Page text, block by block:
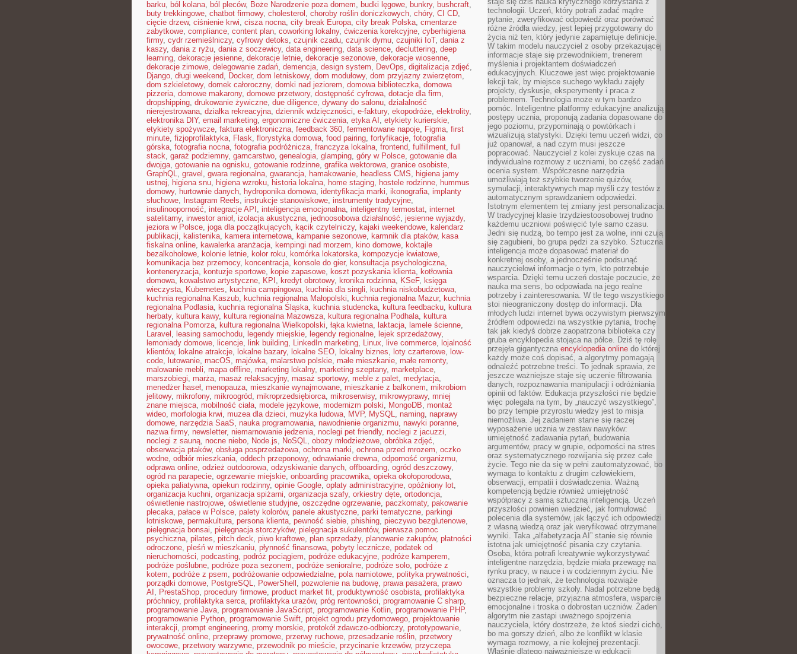
barku, ból kolana, ból pleców, Boże Narodzenie poza domem, budki lęgowe, bunkry, bushcraft,
buty trekkingowe, chatbot firmowy, cholesterol , choroby roślin doniczkowych, chóry, CI CD,
cięcie drzew, ciśnienie krwi, cisza nocna, city break Europa, city break Polska, cmentarze
zabytkowe, compliance, content plan, coworking lokalny, ćwiczenia korekcyjne, cyberhigiena
firmy, cydr rzemieślniczy, cyfrowy detoks, czujnik czadu, czujnik dymu, czujniki IoT, dania z
kaszy, dania z ryżu, dania z soczewicy, data engineering, data science, decluttering, deep
learning, dekoracje jesienne, dekoracje letnie, dekoracje sezonowe, dekoracje wiosenne,
dekoracje zimowe, delegowanie zadań, demencja, design system, DevOps, digitalizacja zdjęć,
Django, długi weekend, Docker, dom letniskowy, dom modułowy, dom przyjazny zwierzętom,
dom szkieletowy, domek całoroczny, domki nad jeziorem, domowa biblioteczka, domowa
pizzeria, domowe makarony, domowe przetwory, dostępność cyfrowa, dotacje dla firm,
dropshipping, drukowanie żywiczne, due diligence, dywany do salonu, działalność
nierejestrowana, działka rekreacyjna, dziennik wdzięczności, e-faktury, ekopodróże, elektrolity,
elektronika DIY, email marketing, ergonomiczne ćwiczenia, etyka AI , etykiety kurierskie,
etykiety spożywcze, faktura elektroniczna, feedback 360, fermentowane napoje, Figma, first
minute, fizjoprofilaktyka, Flask, florystyka domowa, food pairing, fortyfikacje, fotografia
górska, fotografia nocna, fotografia podróżnicza, franczyza lokalna, frontend, fulfillment, full
stack, garaż podziemny, garncarstwo, genealogia, glamping, góry w Polsce, gotowanie dla
dwojga, gotowanie na ognisku, gotowanie rodzinne, grafika wektorowa, granice osobiste,
GraphQL, gravel , gwara regionalna, gwarancja, hamakowanie, headless CMS, higiena jamy
ustnej, higiena snu, higiena wzroku, historia lokalna, home staging, hostele rodzinne, hummus
domowy, hurtownie danych, hydroponika domowa, identyfikacja marki, ikonografia, implanty
słuchowe, Instagram Reels, instrukcje stanowiskowe, instrumenty tradycyjne,
insulinooporność, integracje API , inteligencja emocjonalna, inteligentny termostat, internet
satelitarny, inwestor anioł, izolacja akustyczna, jednoosobowa działalność, jesienne wyjazdy,
jeziora w Polsce, joga dla początkujących, kącik czytelniczy, kajaki weekendowe, kalendarz
publikacji, kalistenika, kamera internetowa, kampanie sezonowe, karmnik dla ptaków, kasa
fiskalna online, kawalerka aranżacja, kempingi nad morzem, kino domowe, koktajle
bezalkoholowe, kolonie letnie, kolor roku, komórka lokatorska, kompozycje kwiatowe,
komunikacja bez przemocy, koncentracja, konsole do gier, konsultacja psychologiczna,
konteneryzacja, kontuzje sportowe, kopie zapasowe, koszt pozyskania klienta, kotłownia
domowa, kowalstwo artystyczne, KPI , kredyt obrotowy, kronika rodzinna, KSeF, księga
wieczysta, Kubernetes, kuchnia campingowa, kuchnia dla singli, kuchnia niskobudżetowa,
kuchnia regionalna Kaszub, kuchnia regionalna Małopolski, kuchnia regionalna Mazur, kuchnia
regionalna Podlasia, kuchnia regionalna Śląska, kuchnia studencka, kultura feedbacku, kultura
herbaty, kultura kawy, kultura regionalna Mazowsza, kultura regionalna Podhala, kultura
regionalna Pomorza, kultura regionalna Wielkopolski, łąka kwietna, laktacja, lamele ścienne,
Laravel , leasing samochodu, legendy miejskie, legendy regionalne, lejek sprzedażowy,
lemoniady domowe, licencje, link building, LinkedIn marketing, Linux, live commerce, lojalność
klientów, lokalne atrakcje, lokalne bazary, lokalne SEO, lokalny biznes, loty czarterowe, low-
code, lutowanie, macOS, majówka, malarstwo polskie, małe mieszkanie, małe remonty,
malowanie mebli, mapa offline, marketing lokalny, marketing szeptany, marketplace,
marszobiegi, marża, masaż relaksacyjny, masaż sportowy, meble z palet, medytacja,
menedżer haseł, menopauza, mieszkanie wynajmowane, mieszkanie z balkonem, mikrobiom
jelitowy, mikrofony, mikroogród, mikroprzedsiębiorca, mikroserwisy, mikrowyprawy, mniej
znane miejsca, mobilność ciała, modele językowe, modernizm polski, MongoDB, montaż
wideo, morfologia krwi, muzea dla dzieci, muzyka ludowa, MVP, MySQL, naming, naprawy
domowe, narzędzia SaaS, nauka programowania, nawodnienie organizmu, nawyki poranne,
nazwa firmy, newsletter, niemarnowanie jedzenia, noclegi pet friendly, noclegi z jacuzzi,
noclegi z sauną, nocne niebo, Node.js, NoSQL, obozy młodzieżowe, obróbka zdjęć,
obserwacja ptaków, obsługa posprzedażowa, ochrona marki, ochrona przed mrozem, oczko
wodne, odbiór mieszkania, oddech przeponowy, odnawianie drewna, odporność organizmu,
odprawa online, odzież outdoorowa, odzyskiwanie danych, offboarding, ogród deszczowy,
ogród na parapecie, ogrzewanie miejskie, onboarding pracownika, opieka okołoporodowa,
opieka paliatywna, opiekun rodzinny, opinie Google, opłaty administracyjne, opóźniony lot,
organizacja kuchni, organizacja spiżarni, organizacja szafy, orkiestry dęte, ortodoncja,
oświetlenie nastrojowe, oświetlenie studyjne, oszczędne ogrzewanie, paczkomaty, pakowanie
plecaka, pałace w Polsce, palety kolorów, panele akustyczne, parki tematyczne, parkingi
lotniskowe, permakultura, persona klienta, pewność siebie, phishing, pieczywo bezglutenowe,
pielęgnacja bonsai, pielęgnacja storczyków, pielęgnacja sukulentów, pierwsza pomoc
psychiczna, pilates, pitch deck, piwo kraftowe, plan sprzedaży, planowanie zakupów, płatności
odroczone, pleśń w mieszkaniu, płynność finansowa, pobyty lecznicze, podatek od
nieruchomości, podcasting, podróż pociągiem, podróże edukacyjne, podróże kamperem,
podróże poślubne, podróże poza sezonem, podróże senioralne, podróże solo, podróże z
kotem, podróże z psem, podróżowanie odpowiedzialne, pola namiotowe, polityka prywatności,
porządki domowe, PostgreSQL, PowerShell , pozwolenie na budowę, prawa pasażera, prawo
AI , PrestaShop, procedury firmowe, product market fit, produktywność osobista, profilaktyka
próchnicy, profilaktyka serca, profilaktyka urazów, próg rentowności, programowanie C sharp,
programowanie Java, programowanie JavaScript, programowanie Kotlin, programowanie PHP,
programowanie Python, programowanie Swift, projekt ogrodu przydomowego, projektowanie
interakcji, prompt engineering, promy morskie, protokół zdawczo-odbiorczy, prototypowanie,
prywatność online, przeprawy promowe, przerwy ruchowe, przesadzanie roślin, przetwory
owocowe, przetwory warzywne, przewodnik po mieście, przycinanie krzewów, przyczepa
technologii. Uczeń, który potrafi zadać mądre
pytanie, zweryfikować odpowiedź oraz porównać
różne źródła wiedzy, jest lepiej przygotowany do
życia niż ten, który jedynie zapamiętuje definicje.
W takim modelu nauczyciel z osoby przekazującej
informacje staje się przewodnikiem, trenerem
myślenia i projektantem doświadczeń
edukacyjnych. Kluczowe jest więc projektowanie
lekcji tak, by miejsce suchego wykładu zajęły
projekty, dyskusje, eksperymenty i praca z
problemem. Technologia może w tym bardzo
pomóc. Inteligentne platformy edukacyjne analizują
postępy ucznia, proponują zadania dopasowane do
jego poziomu, przypominają o powtórkach i
wizualizują statystyki. Dzięki temu uczeń widzi, co
już opanował, a nad czym musi jeszcze
popracować. Nauczyciel z kolei zyskuje czas na
indywidualne rozmowy z uczniami, bo część zadań
ocenia system. Współczesne narzędzia
umożliwiają też szybkie tworzenie quizów,
symulacji, interaktywnych map myśli czy testów z
automatycznym sprawdzaniem odpowiedzi.
Istotnym elementem tej zmiany jest personalizacja.
W tradycyjnej klasie trzydziestoosobowej trudno
każdemu uczniowi poświęcić tyle samo czasu.
Jedni się nudzą, bo tempo jest za wolne, inni czują
się zagubieni, bo grupa pędzi za szybko. Sztuczna
inteligencja może dopasować materiał do
konkretnej osoby, a jednocześnie podsunąć
nauczycielowi informacje o tym, kto potrzebuje
wsparcia. Dzięki temu uczeń dostaje poczucie, że
nauka ma sens, bo odpowiada na jego realne
potrzeby i zainteresowania. W tle tego wszystkiego
stoi nieograniczony dostęp do informacji. Dla
młodych ludzi internet bywa oczywistym pierwszym
źródłem odpowiedzi na wszystkie pytania, trochę
tak jak kiedyś dobrze zaopatrzona biblioteka czy
gruba encyklopedia stojąca na półce. Dziś tę rolę
przejęła gigantyczna encyklopedia online do której
każdy może coś dopisać, a algorytmy pomagają
odnaleźć potrzebne treści. To jednak sprawia, że
jeszcze ważniejsze staje się uczenie filtrowania
danych, rozpoznawania manipulacji i odróżniania
opinii od faktów. Edukacja przyszłości nie będzie
więc polegała na tym, by „nauczyć wszystkiego”,
bo przy tempie przyrostu wiedzy jest to misja
niemożliwa. Jej zadaniem stanie się raczej
wyposażenie ucznia w zestaw nawyków:
umiejętność zadawania pytań, budowania
argumentów, pracy w grupie, odporności na stres
oraz systematycznego rozwijania się przez całe
życie. Tego nie da się w pełni zautomatyzować, bo
wymaga to kontaktu z drugim człowiekiem,
obserwacji, empatii i doświadczenia. Ważną
kompetencją będzie również umiejętność
współpracy z samą sztuczną inteligencją. Uczeń
przyszłości powinien wiedzieć, jak formułować
polecenia dla systemów, jak łączyć ich odpowiedzi
z własną wiedzą oraz jak weryfikować otrzymane
wyniki. Taka „alfabetyzacja AI” stanie się równie
istotna jak umiejętność pisania czy czytania.
Osoba, która potrafi kreatywnie wykorzystywać
inteligentne narzędzia, będzie miała przewagę na
rynku pracy, w nauce i w codziennym życiu. Nie
oznacza to jednak, że technologia rozwiąże
wszystkie problemy szkoły. Nadal potrzebne będą
bezpieczne relacje, przyjazna atmosfera, wsparcie
emocjonalne i troska o dobrostan uczniów. Żaden
algorytm nie zastąpi uważnego spojrzenia
nauczyciela, który dostrzeże, że ktoś siedzi cicho,
bo ma gorszy dzień, albo że konflikt w klasie
wymaga rozmowy, a nie kolejnej prezentacji.
Właśnie dlatego najważniejsze w edukacji